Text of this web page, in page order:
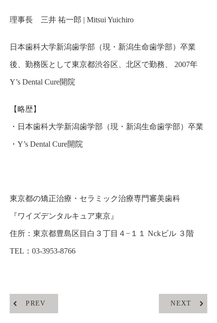
理事長 三井 祐一郎 | Mitsui Yuichiro
日本歯科大学新潟歯学部（現・新潟生命歯学部）卒業
後、勤務医として東京都渋谷区、北区で勤務、 2007年
Y’s Dental Cure開院
【略歴】
・ 日本歯科大学新潟歯学部（現・新潟生命歯学部）卒業
・ Y’s Dental Cure開院
東京都の矯正治療・セラミック治療専門審美歯科
『ワイズデンタルキュア東京 』
住所： 東京都豊島区目白３丁目４−１１ Nckビル ３階
TEL：03-3953-8766
PREV NEXT